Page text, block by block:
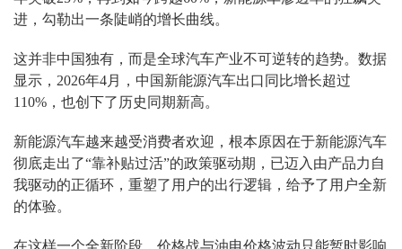
进，勾勒出一条陡峭的增长曲线。
这并非中国独有，而是全球汽车产业不可逆转的趋势。数据
显示，2026年4月，中国新能源汽车出口同比增长超过
110%，也创下了历史同期新高。
新能源汽车越来越受消费者欢迎，根本原因在于新能源汽车
彻底走出了“靠补贴过活”的政策驱动期，已迈入由产品力自
我驱动的正循环，重塑了用户的出行逻辑，给予了用户全新
的体验。
在这样一个全新阶段，价格战与油电价格波动只能暂时影响